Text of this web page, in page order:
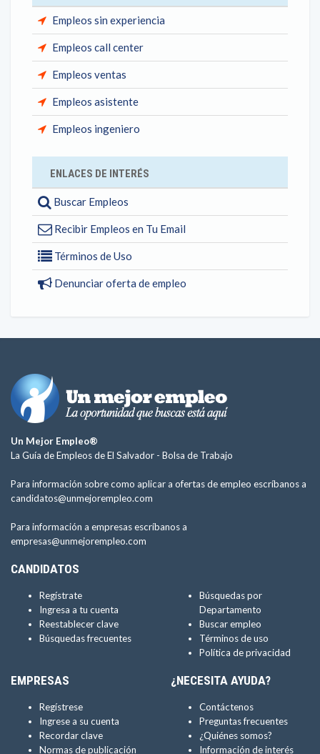
Empleos sin experiencia
Empleos call center
Empleos ventas
Empleos asistente
Empleos ingeniero
ENLACES DE INTERÉS
Buscar Empleos
Recibir Empleos en Tu Email
Términos de Uso
Denunciar oferta de empleo
Un Mejor Empleo®
La Guía de Empleos de El Salvador - Bolsa de Trabajo
Para información sobre como aplicar a ofertas de empleo escríbanos a
candidatos@unmejorempleo.com
Para información a empresas escríbanos a
empresas@unmejorempleo.com
CANDIDATOS
Regístrate
Ingresa a tu cuenta
Reestablecer clave
Búsquedas frecuentes
Búsquedas por
Departamento
Buscar empleo
Términos de uso
Política de privacidad
EMPRESAS
Regístrese
Ingrese a su cuenta
Recordar clave
Normas de publicación
¿NECESITA AYUDA?
Contáctenos
Preguntas frecuentes
¿Quiénes somos?
Información de interés